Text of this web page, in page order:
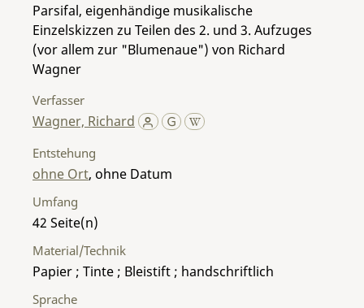
Parsifal, eigenhändige musikalische
Einzelskizzen zu Teilen des 2. und 3. Aufzuges
(vor allem zur "Blumenaue") von Richard
Wagner
Verfasser
Wagner, Richard
Entstehung
ohne Ort, ohne Datum
Umfang
42
Material/Technik
Papier ; Tinte ; Bleistift ; handschriftlich
Sprache